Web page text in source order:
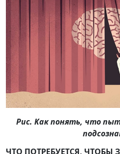
Рис. Как понять, что
ЧТО ПОТРЕБУЕТСЯ, ЧТОБЫ